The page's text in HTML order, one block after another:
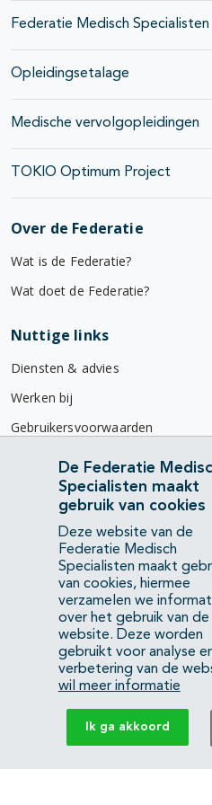
Federatie Medisch Specialisten
Opleidingsetalage
Medische vervolgopleidingen
TOKIO Optimum Project
Over de Federatie
Wat is de Federatie?
Wat doet de Federatie?
Nuttige links
Diensten & advies
Werken bij
Gebruikersvoorwaarden
Privacyverklaring
Contact
Mercatorlaan 1200
3528 BL Utrecht
(088) 505 34 34
info@richtlijnendatabase.nl
YouTubeLinkedIn
KvK Federatie Medisch
Privacyverklaring
De Federatie
Specialisten maakt
gebruik van cookies
Deze website van de
Federatie Medisch
Specialisten maakt
van cookies, hiermee
verzamelen we
over het gebruik van de
website. Deze worden
gebruikt voor analyse
verbetering van de
wil meer informatie
Ik ga akkoord